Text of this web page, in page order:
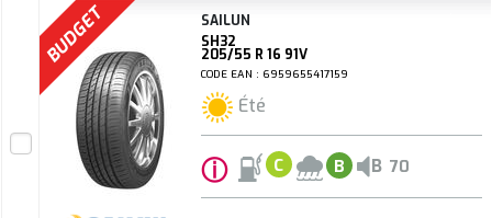
BUDGET
SAILUN
SH32
205/55 R 16 91V
CODE EAN : 6959655417159
Été
ⓘ C B B 70